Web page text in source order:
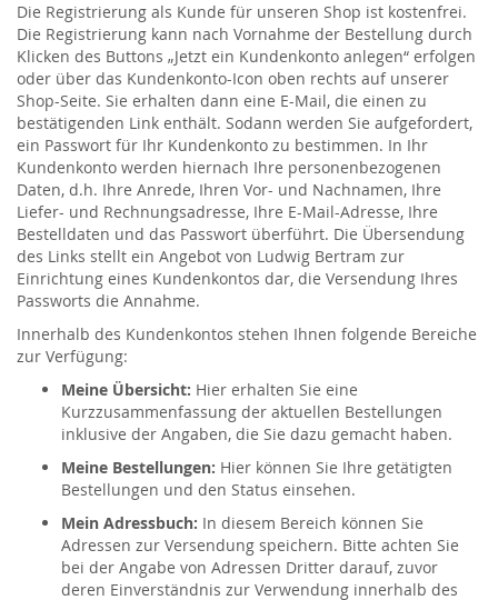
Die Registrierung als Kunde für unseren Shop ist kostenfrei.
Die Registrierung kann nach Vornahme der Bestellung durch
Klicken des Buttons „Jetzt ein Kundenkonto anlegen“ erfolgen
oder über das Kundenkonto-Icon oben rechts auf unserer
Shop-Seite. Sie erhalten dann eine E-Mail, die einen zu
bestätigenden Link enthält. Sodann werden Sie aufgefordert,
ein Passwort für Ihr Kundenkonto zu bestimmen. In Ihr
Kundenkonto werden hiernach Ihre personenbezogenen
Daten, d.h. Ihre Anrede, Ihren Vor- und Nachnamen, Ihre
Liefer- und Rechnungsadresse, Ihre E-Mail-Adresse, Ihre
Bestelldaten und das Passwort überführt. Die Übersendung
des Links stellt ein Angebot von Ludwig Bertram zur
Einrichtung eines Kundenkontos dar, die Versendung Ihres
Passworts die Annahme.
Innerhalb des Kundenkontos stehen Ihnen folgende Bereiche
zur Verfügung:
Meine Übersicht: Hier erhalten Sie eine
Kurzzusammenfassung der aktuellen Bestellungen
inklusive der Angaben, die Sie dazu gemacht haben.
Meine Bestellungen: Hier können Sie Ihre getätigten
Bestellungen und den Status einsehen.
Mein Adressbuch: In diesem Bereich können Sie
Adressen zur Versendung speichern. Bitte achten Sie
bei der Angabe von Adressen Dritter darauf, zuvor
deren Einverständnis zur Verwendung innerhalb des